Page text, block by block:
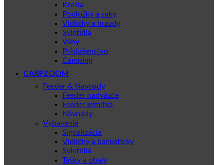
Kresla
Podložky a saky
Vidličky a hrazdy
Svietidlá
Váhy
Príslušenstvo
Camping
CARPZOOM
Feeder & Navnady
Feeder nadväzce
Feeder krmítka
Návnady
Vybavenie
Signalizácia
Vidličky a banksticky
Svietidlá
Tašky a obaly